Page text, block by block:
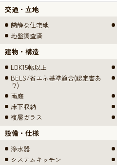
交通・立地
閑静な住宅地
地盤調査済
建物・構造
LDK15帖以上
BELS/省エネ基準適合(認定書あ
り)
南庭
床下収納
複層ガラス
設備・仕様
浄水器
システムキッチン